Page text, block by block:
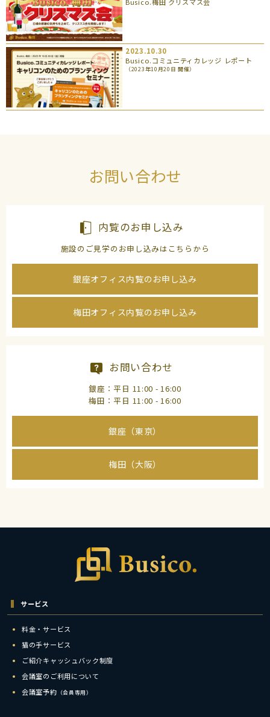
Busico.梅田 クリスマス会
2023.10.30
Busico.コミュニティカレッジ レポート
（2023年10月20日 開催）
お問い合わせ
内覧のお申し込み
施設のご見学のお申し込みはこちらから
銀座オフィス内覧のお申し込み
梅田オフィス内覧のお申し込み
お問い合わせ
銀座：平日 11:00 - 16:00
梅田：平日 11:00 - 16:00
銀座（東京）
梅田（大阪）
サービス
料金・サービス
猫の手サービス
ご紹介キャッシュバック制度
会議室のご利用について
会議室予約 （会員専用）